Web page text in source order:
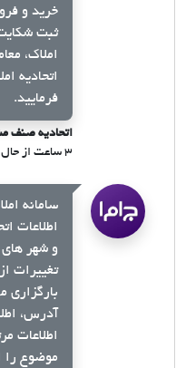
خرید و
ثبت
املاک،
اتحادیه
فرمایید.
اتحادیه صنف
۳ ساعت از حال
سامانه
اطلاعات
و شهر های
تغییرات
آدرس،
اطلاعات
موضوع را